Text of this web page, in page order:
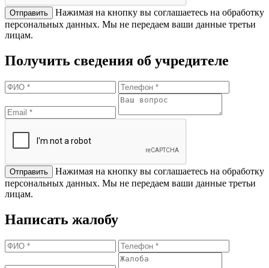
Нажимая на кнопку вы соглашаетесь на обработку
персональных данных. Мы не передаем ваши данные третьи
лицам.
Получить сведения об учредителе
Нажимая на кнопку вы соглашаетесь на обработку
персональных данных. Мы не передаем ваши данные третьи
лицам.
Написать жалобу